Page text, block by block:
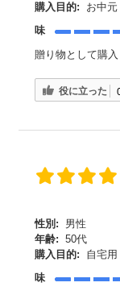
購入目的:
お中元
味
贈り物として購
役に立った
性別:
男性
年齢: 50代
購入目的:
自宅用
味